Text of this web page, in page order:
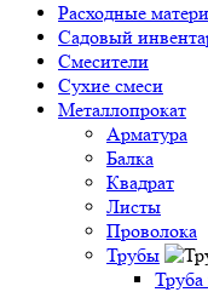
Расходные
Садовый
Смесители
Сухие смеси
Металлопрокат
Арматура
Балка
Квадрат
Листы
Проволока
Трубы